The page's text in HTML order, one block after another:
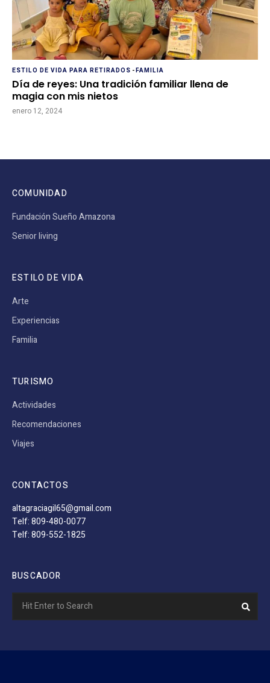
ESTILO DE VIDA PARA RETIRADOS -FAMILIA
Día de reyes: Una tradición familiar llena de
magia con mis nietos
enero 12, 2024
COMUNIDAD
Fundación Sueño Amazona
Senior living
ESTILO DE VIDA
Arte
Experiencias
Familia
TURISMO
Actividades
Recomendaciones
Viajes
CONTACTOS
altagraciagil65@gmail.com
Telf: 809-480-0077
Telf: 809-552-1825
BUSCADOR
for: